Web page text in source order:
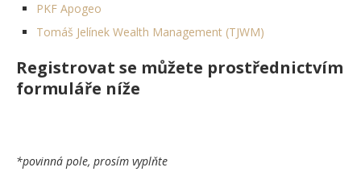
PKF Apogeo
Tomáš Jelínek Wealth Management (TJWM)
Registrovat se můžete prostřednictvím
formuláře níže
*povinná pole, prosím vyplňte